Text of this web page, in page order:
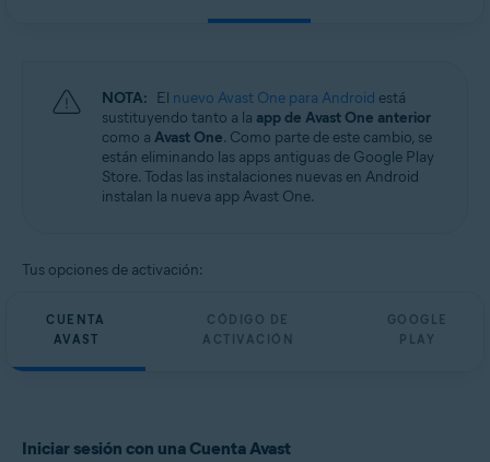
NOTA: El nuevo Avast One para Android está
sustituyendo tanto a la app de Avast One anterior
como a Avast One. Como parte de este cambio, se
están eliminando las apps antiguas de Google Play
Store. Todas las instalaciones nuevas en Android
instalan la nueva app Avast One.
Tus opciones de activación:
CUENTA
AVAST
CÓDIGO DE
ACTIVACIÓN
GOOGLE
PLAY
Iniciar sesión con una Cuenta Avast